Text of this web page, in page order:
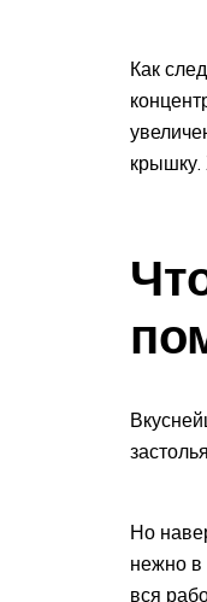
Как
крышку.
Но
нежно в
вся